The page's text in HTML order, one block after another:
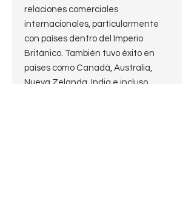
relaciones comerciales
internacionales, particularmente
con países dentro del Imperio
Británico. También tuvo éxito en
países como Canadá, Australia,
Nueva Zelanda, India e incluso